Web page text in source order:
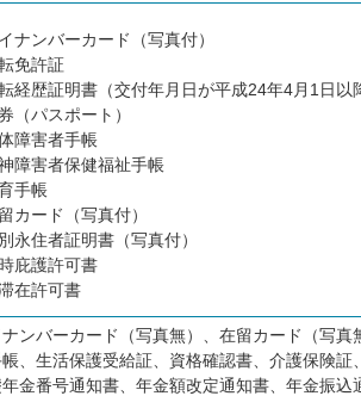
ナンバーカード（写真付）
免許証
経歴証明書（交付年月日が平成24年4月1日以
（パスポート）
障害者手帳
障害者保健福祉手帳
手帳
カード（写真付）
永住者証明書（写真付）
庇護許可書
在許可書
ナンバーカード（写真無）、在留カード（写
、生活保護受給証、資格確認書、介護保険証
金番号通知書、年金額改定通知書、年金振込